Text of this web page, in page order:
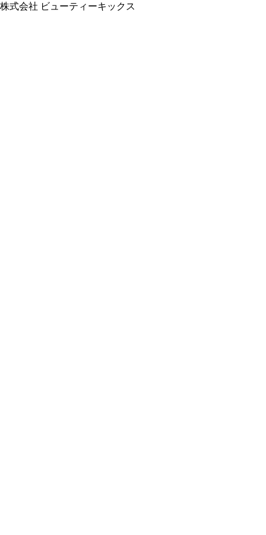
株式会社 ビューティーキックス